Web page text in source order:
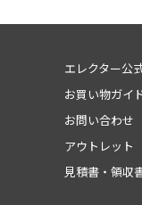
エレクター公
お買い物ガイ
お問い合わせ
アウトレット
見積書・領収